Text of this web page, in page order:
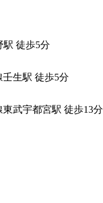
駅 徒歩5分
生駅 徒歩5分
武宇都宮駅 徒歩13分